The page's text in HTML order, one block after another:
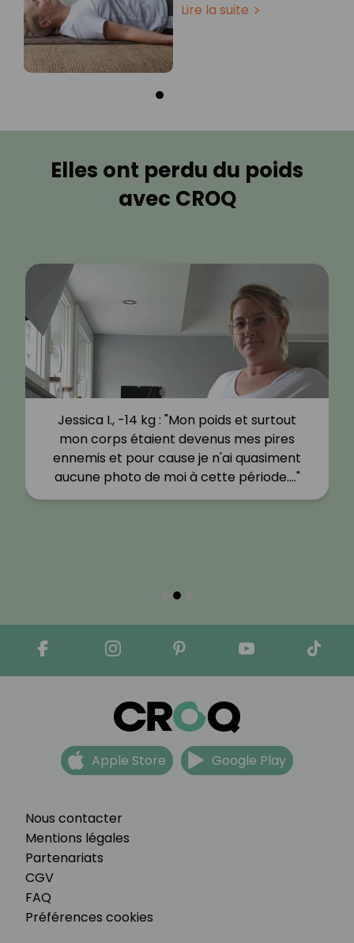
Lire la suite
Elles ont perdu du poids
avec CROQ
Jessica I., -14 kg : "Mon poids et surtout
mon corps étaient devenus mes pires
ennemis et pour cause je n'ai quasiment
aucune photo de moi à cette période.…"
Nous contacter
Mentions légales
Partenariats
CGV
FAQ
Préférences cookies
Apple Store Google Play